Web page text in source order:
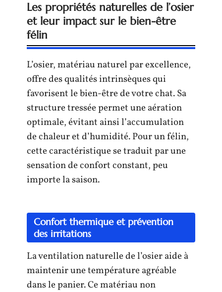
Les propriétés naturelles de l’osier
et leur impact sur le bien-être
félin
L’osier, matériau naturel par excellence,
offre des qualités intrinsèques qui
favorisent le bien-être de votre chat. Sa
structure tressée permet une aération
optimale, évitant ainsi l’accumulation
de chaleur et d’humidité. Pour un félin,
cette caractéristique se traduit par une
sensation de confort constant, peu
importe la saison.
Confort thermique et prévention
des irritations
La ventilation naturelle de l’osier aide à
maintenir une température agréable
dans le panier. Ce matériau non